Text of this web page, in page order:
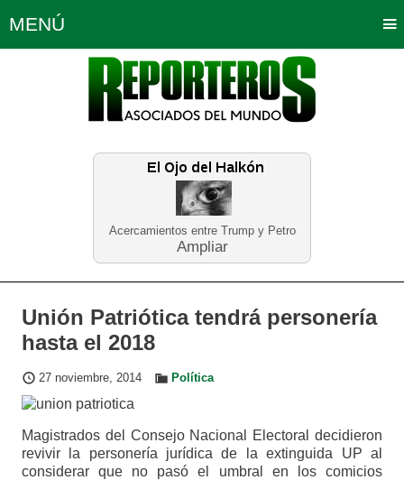
Acercamientos entre Trump y Petro
Ampliar
MENÚ
Política Opinión Bogotá
Planeta Tierra Deportes
Educación Neira
Unión Patriótica tendrá personería
hasta el 2018
27 noviembre, 2014 Política
Magistrados del Consejo Nacional Electoral decidieron
revivir la personería jurídica de la extinguida UP al
considerar que no pasó el umbral en los comicios